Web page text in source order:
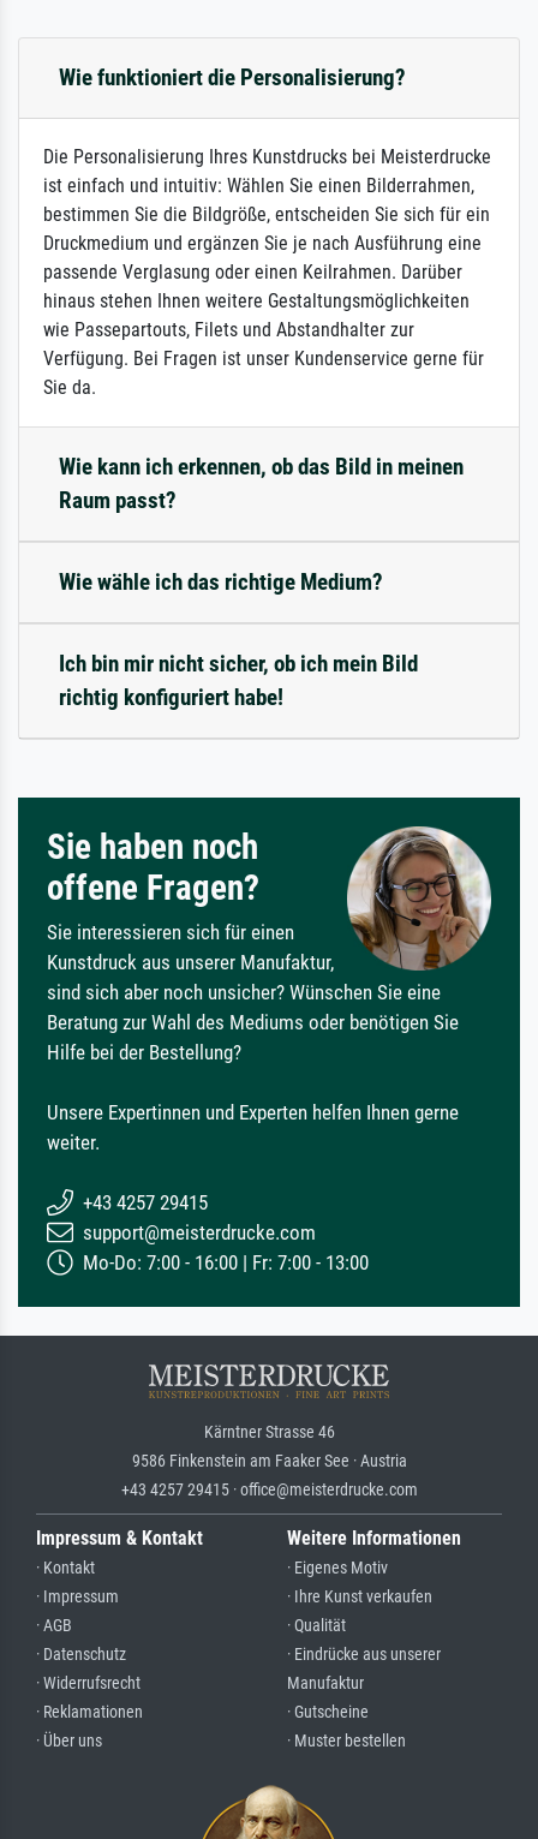
Wie funktioniert die Personalisierung?
Die Personalisierung Ihres Kunstdrucks bei Meisterdrucke
ist einfach und intuitiv: Wählen Sie einen Bilderrahmen,
bestimmen Sie die Bildgröße, entscheiden Sie sich für ein
Druckmedium und ergänzen Sie je nach Ausführung eine
passende Verglasung oder einen Keilrahmen. Darüber
hinaus stehen Ihnen weitere Gestaltungsmöglichkeiten
wie Passepartouts, Filets und Abstandhalter zur
Verfügung. Bei Fragen ist unser Kundenservice gerne für
Sie da.
Wie kann ich erkennen, ob das Bild in meinen
Raum passt?
Wie wähle ich das richtige Medium?
Ich bin mir nicht sicher, ob ich mein Bild
richtig konfiguriert habe!
Sie haben noch
offene Fragen?
Sie interessieren sich für einen
Kunstdruck aus unserer Manufaktur,
sind sich aber noch unsicher? Wünschen Sie eine
Beratung zur Wahl des Mediums oder benötigen Sie
Hilfe bei der Bestellung?
Unsere Expertinnen und Experten helfen Ihnen gerne
weiter.
+43 4257 29415
support@meisterdrucke.com
Mo-Do: 7:00 - 16:00 | Fr: 7:00 - 13:00
Kärntner Strasse 46
9586 Finkenstein am Faaker See · Austria
+43 4257 29415 · office@meisterdrucke.com
Impressum & Kontakt
· Kontakt
· Impressum
· AGB
· Datenschutz
· Widerrufsrecht
· Reklamationen
· Über uns
Weitere Informationen
· Eigenes Motiv
· Ihre Kunst verkaufen
· Qualität
· Eindrücke aus unserer
Manufaktur
· Gutscheine
· Muster bestellen